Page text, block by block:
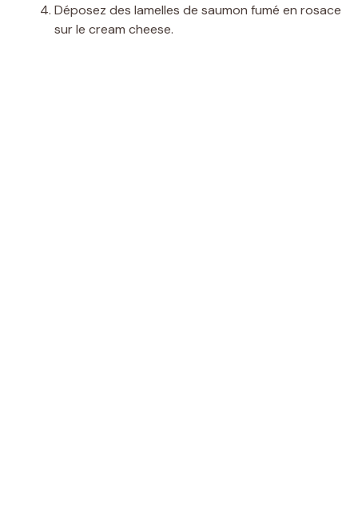
Déposez des lamelles de saumon fumé en rosace
sur le cream cheese.